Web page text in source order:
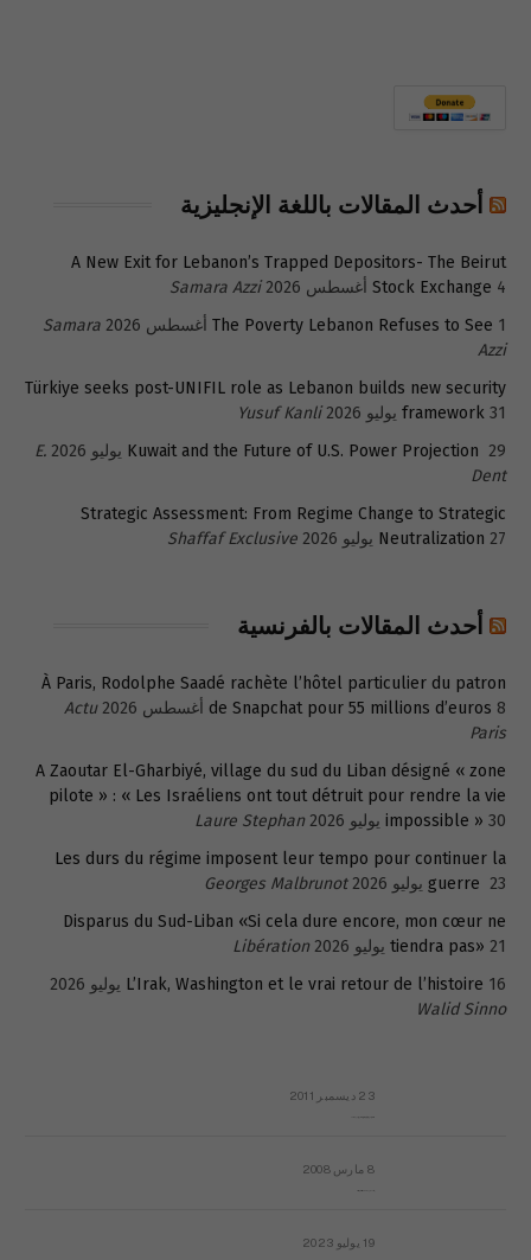
أحدث المقالات باللغة الإنجليزية
A New Exit for Lebanon’s Trapped Depositors- The Beirut
Stock Exchange 4 أغسطس 2026
Samara Azzi
The Poverty Lebanon Refuses to See 1 أغسطس 2026
Samara
Azzi
Türkiye seeks post-UNIFIL role as Lebanon builds new security
framework 31 يوليو 2026
Yusuf Kanli
Kuwait and the Future of U.S. Power Projection 29 يوليو 2026
E.
Dent
Strategic Assessment: From Regime Change to Strategic
Neutralization 27 يوليو 2026 Shaffaf Exclusive
أحدث المقالات بالفرنسية
À Paris, Rodolphe Saadé rachète l’hôtel particulier du patron
de Snapchat pour 55 millions d’euros 8 أغسطس 2026
Actu
Paris
A Zaoutar El-Gharbiyé, village du sud du Liban désigné « zone
pilote » : « Les Israéliens ont tout détruit pour rendre la vie
impossible » 30 يوليو 2026
Laure Stephan
Les durs du régime imposent leur tempo pour continuer la
guerre 23 يوليو 2026
Georges Malbrunot
Disparus du Sud-Liban «Si cela dure encore, mon cœur ne
tiendra pas» 21 يوليو 2026
Libération
L’Irak, Washington et le vrai retour de l’histoire 16 يوليو 2026
Walid Sinno
23 ديسمبر 2011
8 مارس 2008
19 يوليو 2023